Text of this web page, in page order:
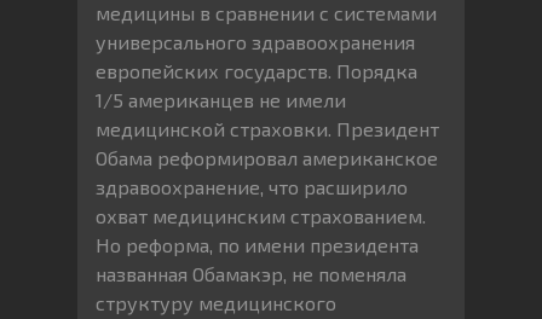
медицины в сравнении с системами
универсального здравоохранения
европейских государств. Порядка
1/5 американцев не имели
медицинской страховки. Президент
Обама реформировал американское
здравоохранение, что расширило
охват медицинским страхованием.
Но реформа, по имени президента
названная Обамакэр, не поменяла
структуру медицинского